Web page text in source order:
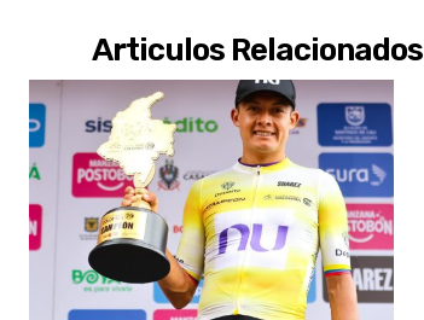
Articulos Relacionados